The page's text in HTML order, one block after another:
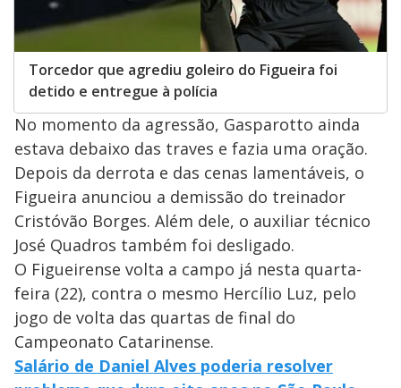
Torcedor que agrediu goleiro do Figueira foi
detido e entregue à polícia
No momento da agressão, Gasparotto ainda
estava debaixo das traves e fazia uma oração.
Depois da derrota e das cenas lamentáveis, o
Figueira anunciou a demissão do treinador
Cristóvão Borges. Além dele, o auxiliar técnico
José Quadros também foi desligado.
O Figueirense volta a campo já nesta quarta-
feira (22), contra o mesmo Hercílio Luz, pelo
jogo de volta das quartas de final do
Campeonato Catarinense.
Salário de Daniel Alves poderia resolver